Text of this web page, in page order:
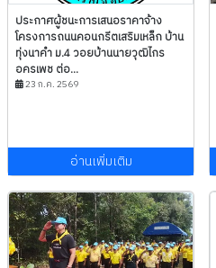
ประกาศผู้ชนะการเสนอราคาจ้าง
โครงการถนนคอนกรีตเสริมเหล็ก บ้าน
ทุ่งนาคำ ม.4 วอยบ้านนายวุฒิไกร
อครเพช ต่อ...
23 ก.ค. 2569
อ่านเพิ่มเติม